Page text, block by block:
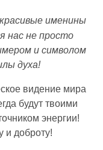
именины
нас не просто
и символом
духа!
видение мира
будут твоими
энергии!
и доброту!